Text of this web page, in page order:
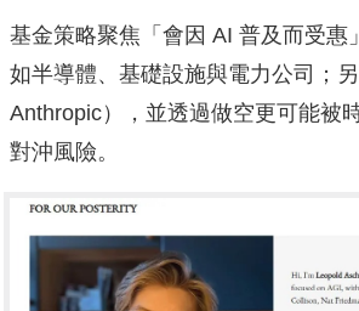
基金策略聚焦「會因 AI 普及而受惠
如半導體、基礎設施與電力公司；
Anthropic），並透過做空更可能被
對沖風險。